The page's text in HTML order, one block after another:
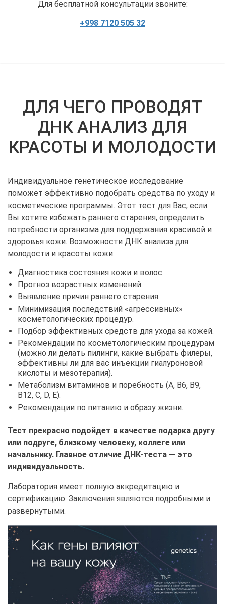
Для бесплатной консультации звоните:
+998 7120 505 32
ДЛЯ ЧЕГО ПРОВОДЯТ
ДНК АНАЛИЗ ДЛЯ
КРАСОТЫ И МОЛОДОСТИ
Индивидуальное генетическое исследование
поможет эффективно подобрать средства по уходу и
косметические программы. Этот тест для Вас, если
Вы хотите избежать раннего старения, определить
потребности организма для поддержания красивой и
здоровья кожи. Возможности ДНК анализа для
молодости и красоты кожи:
Диагностика состояния кожи и волос.
Прогноз возрастных изменений.
Выявление причин раннего старения.
Минимизация последствий «агрессивных»
косметологических процедур.
Подбор эффективных средств для ухода за кожей.
Рекомендации по косметологическим процедурам
(можно ли делать пилинги, какие выбрать филеры,
эффективны ли для вас инъекции гиалуроновой
кислоты и мезотерапия).
Метаболизм витаминов и поребность (A, B6, B9,
B12, C, D, E).
Рекомендации по питанию и образу жизни.
Тест прекрасно подойдет в качестве подарка другу
или подруге, близкому человеку, коллеге или
начальнику. Главное отличие ДНК-теста — это
индивидуальность.
Лаборатория имеет полную аккредитацию и
сертификацию. Заключения являются подробными и
развернутыми.